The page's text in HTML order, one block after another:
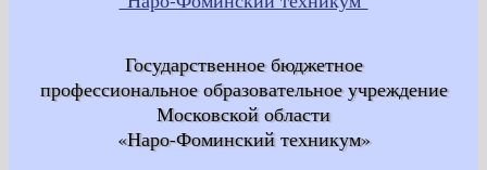
Государственное бюджетное
профессиональное образовательное учреждение
Московской области
«Наро-Фоминский техникум»